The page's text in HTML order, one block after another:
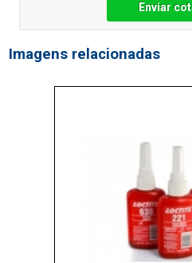
Enviar
Imagens relacionadas